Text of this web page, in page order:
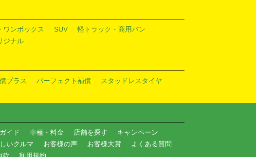
ワンボックス SUV
軽トラック・商用バン
ジナル
プラス パーフェクト補償
スタッドレスタイヤ
イド 車種・料金 店舗を探す
キャンペーン
いクルマ お客様の声 お客様大賞
よくある質問